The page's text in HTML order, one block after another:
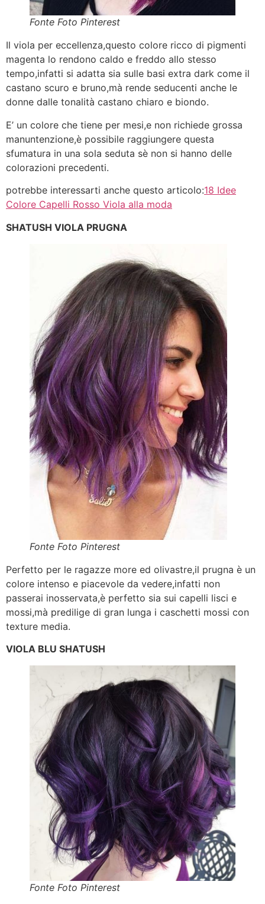
Fonte Foto Pinterest
Il viola per eccellenza,questo colore ricco di pigmenti
magenta lo rendono caldo e freddo allo stesso
tempo,infatti si adatta sia sulle basi extra dark come il
castano scuro e bruno,mà rende seducenti anche le
donne dalle tonalità castano chiaro e biondo.
E’ un colore che tiene per mesi,e non richiede grossa
manuntenzione,è possibile raggiungere questa
sfumatura in una sola seduta sè non si hanno delle
colorazioni precedenti.
potrebbe interessarti anche questo articolo:18 Idee
Colore Capelli Rosso Viola alla moda
SHATUSH VIOLA PRUGNA
Fonte Foto Pinterest
Perfetto per le ragazze more ed olivastre,il prugna è un
colore intenso e piacevole da vedere,infatti non
passerai inosservata,è perfetto sia sui capelli lisci e
mossi,mà predilige di gran lunga i caschetti mossi con
texture media.
VIOLA BLU SHATUSH
Fonte Foto Pinterest